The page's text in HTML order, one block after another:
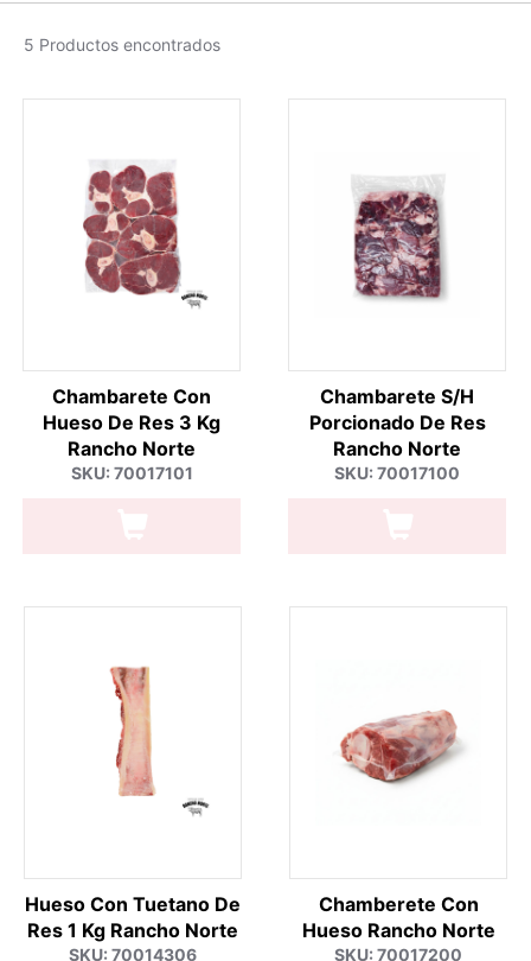
5 Productos encontrados
Chambarete Con
Hueso De Res 3 Kg
Rancho Norte
SKU: 70017101
Chambarete S/H
Porcionado De Res
Rancho Norte
SKU: 70017100
Hueso Con Tuetano De
Res 1 Kg Rancho Norte
SKU: 70014306
Chamberete Con
Hueso Rancho Norte
SKU: 70017200